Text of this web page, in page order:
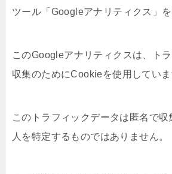
ツール「Googleアナリティクス」を
このGoogleアナリティクスは、ト
収集のためにCookieを使用していま
このトラフィックデータは匿名で収
人を特定するものではありません。